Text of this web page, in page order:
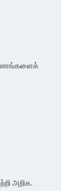
அறிக.